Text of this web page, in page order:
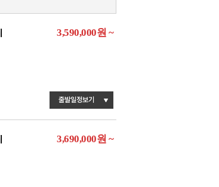
3,590,000원 ~
출발일정보기
3,690,000원 ~